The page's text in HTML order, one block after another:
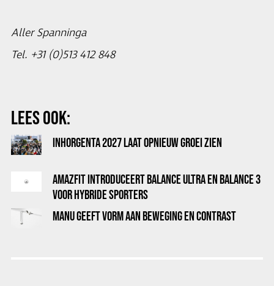
Aller Spanninga
Tel. +31 (0)513 412 848
LEES OOK:
INHORGENTA 2027 LAAT OPNIEUW GROEI ZIEN
AMAZFIT INTRODUCEERT BALANCE ULTRA EN BALANCE 3
VOOR HYBRIDE SPORTERS
MANU GEEFT VORM AAN BEWEGING EN CONTRAST